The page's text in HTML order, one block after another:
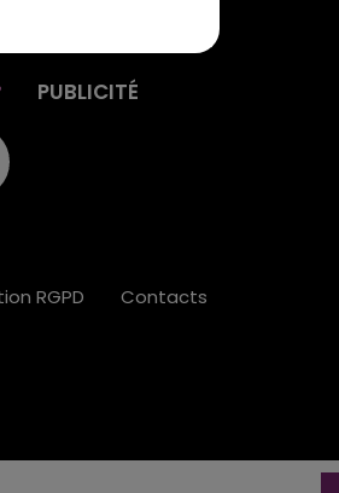
PUBLICITÉ
RGPD Contacts